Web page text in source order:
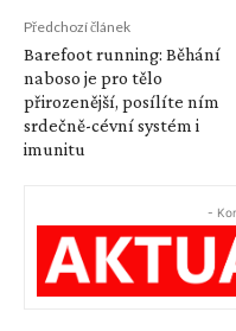
Předchozí článek
Barefoot running: Běhání
naboso je pro tělo
přirozenější, posílíte ním
srdečně-cévní systém i
imunitu
-